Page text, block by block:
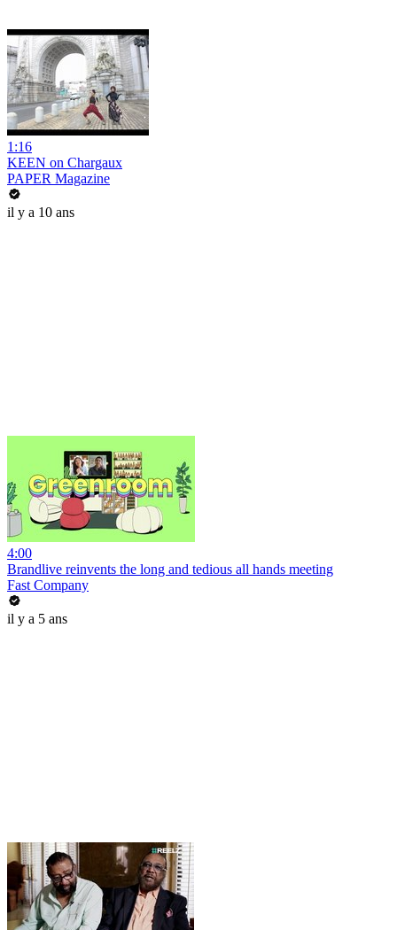
1:16
KEEN on Chargaux
PAPER Magazine
il y a 10 ans
4:00
Brandlive reinvents the long and tedious all hands meeting
Fast Company
il y a 5 ans